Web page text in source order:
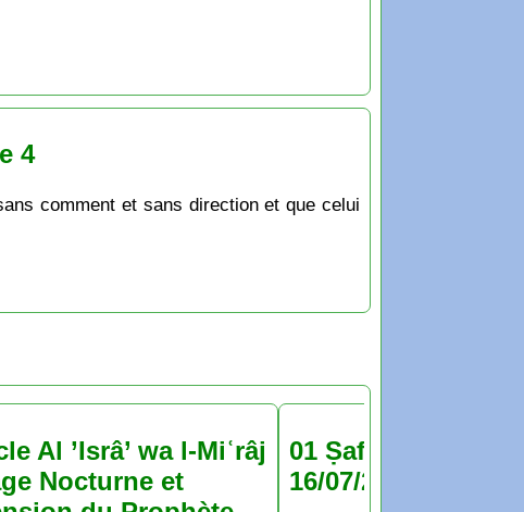
4
comment et sans direction et que celui
Al ’Isrâ’ wa l-Miʿrâj
Nocturne et
01 Ṣafar 1448 :
16/07/2026